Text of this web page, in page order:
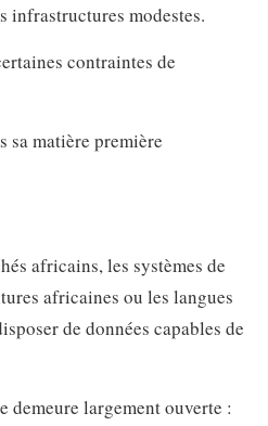
infrastructures modestes.
contraintes de
sa matière première
africains, les systèmes de
africaines ou les langues
de données capables de
demeure largement ouverte :